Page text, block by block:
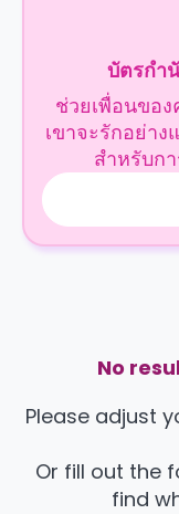
บัตรกำ
ช่วยเพื่อนขอ
เขาจะรักอย่า
สำหรับก
No
Please adjust
Or fill out the
find